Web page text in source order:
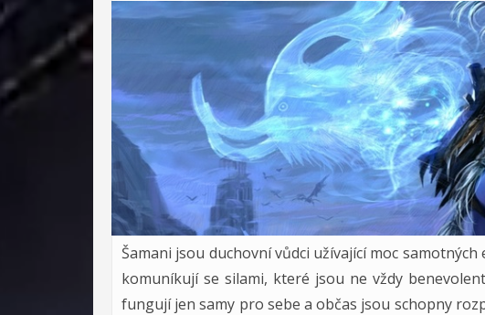
Šamani jsou duchovní vůdci užívající moc
komuníkují se silami, které jsou ne vždy
fungují jen samy pro sebe a občas jsou schopny